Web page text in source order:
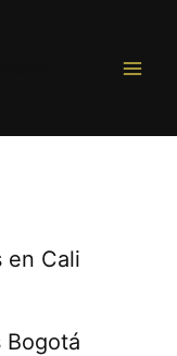
en Cali
Bogotá